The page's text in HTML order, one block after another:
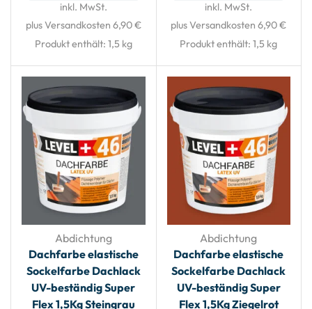
inkl. MwSt.
plus Versandkosten 6,90 €
Produkt enthält: 1,5 kg
inkl. MwSt.
plus Versandkosten 6,90 €
Produkt enthält: 1,5 kg
Abdichtung
Dachfarbe elastische
Sockelfarbe Dachlack
UV-beständig Super
Flex 1,5Kg Steingrau
Abdichtung
Dachfarbe elastische
Sockelfarbe Dachlack
UV-beständig Super
Flex 1,5Kg Ziegelrot